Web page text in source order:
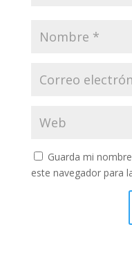
Guarda mi
este navegador para